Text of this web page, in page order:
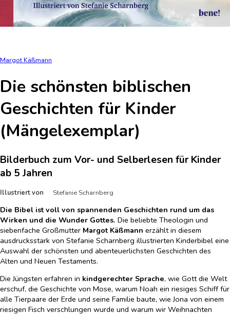
Margot Käßmann
Die schönsten biblischen
Geschichten für Kinder
(Mängelexemplar)
Bilderbuch zum Vor- und Selberlesen für Kinder
ab 5 Jahren
Illustriert von Stefanie Scharnberg
Die Bibel ist voll von spannenden Geschichten rund um das
Wirken und die Wunder Gottes. Die beliebte Theologin und
siebenfache Großmutter Margot Käßmann erzählt in diesem
ausdrucksstark von Stefanie Scharnberg illustrierten Kinderbibel eine
Auswahl der schönsten und abenteuerlichsten Geschichten des
Alten und Neuen Testaments.
Die Jüngsten erfahren in kindgerechter Sprache, wie Gott die Welt
erschuf, die Geschichte von Mose, warum Noah ein riesiges Schiff für
alle Tierpaare der Erde und seine Familie baute, wie Jona von einem
riesigen Fisch verschlungen wurde und warum wir Weihnachten